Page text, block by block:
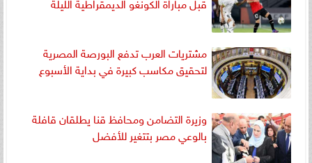
مشتريات العرب تدفع البورصة المصرية
لتحقيق مكاسب كبيرة في بداية الأسبوع
وزيرة التضامن ومحافظ قنا يطلقان قافلة
بالوعي مصر بتتغير للأفضل